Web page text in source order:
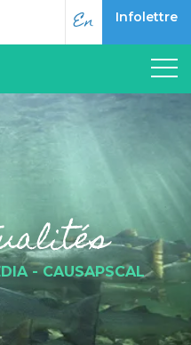
En Infolettre
- CAUSAPSCAL